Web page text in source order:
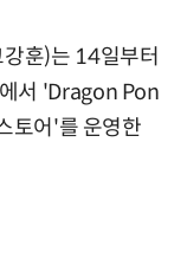
훈)는 14일부터
서 'Dragon Pon
토어'를 운영한